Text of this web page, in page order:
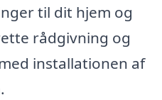
til dit hjem og
rådgivning og
installationen af